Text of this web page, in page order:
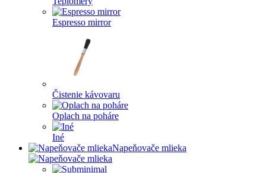
Espresso mirror
Čistenie kávovaru
Oplach na poháre
Iné
Napeňovače mlieka